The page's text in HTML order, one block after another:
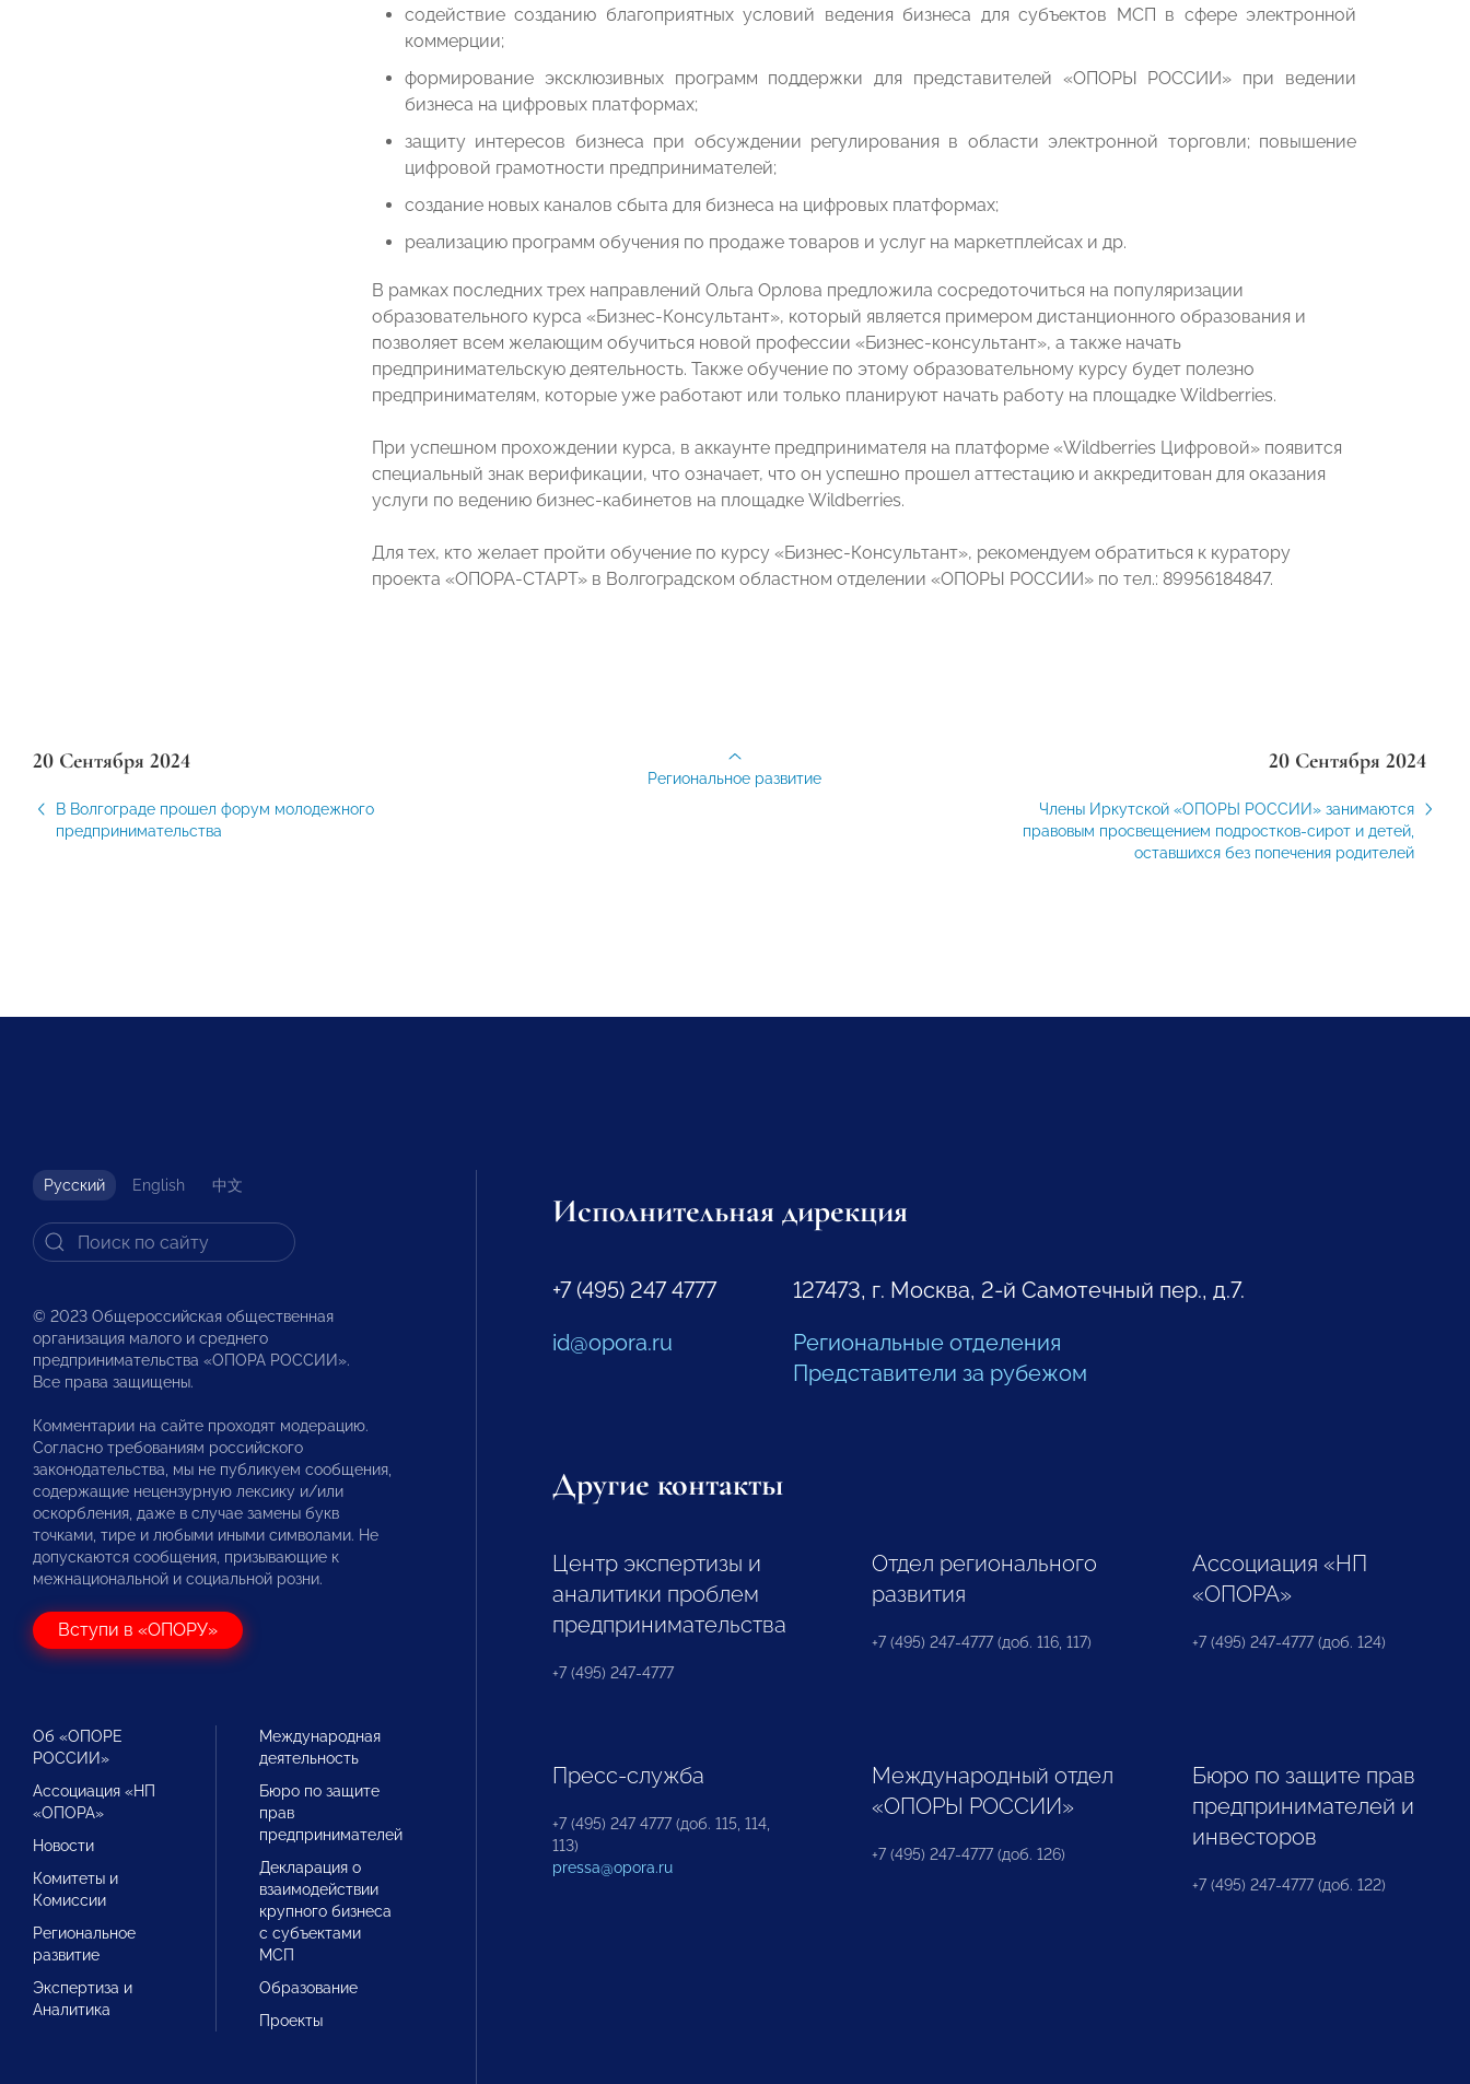
содействие созданию благоприятных условий ведения бизнеса для субъектов МСП в сфере электронной
коммерции;
формирование эксклюзивных программ поддержки для представителей «ОПОРЫ РОССИИ» при ведении
бизнеса на цифровых платформах;
защиту интересов бизнеса при обсуждении регулирования в области электронной торговли; повышение
цифровой грамотности предпринимателей;
создание новых каналов сбыта для бизнеса на цифровых платформах;
реализацию программ обучения по продаже товаров и услуг на маркетплейсах и др.
В рамках последних трех направлений Ольга Орлова предложила сосредоточиться на популяризации
образовательного курса «Бизнес-Консультант», который является примером дистанционного образования и
позволяет всем желающим обучиться новой профессии «Бизнес-консультант», а также начать
предпринимательскую деятельность. Также обучение по этому образовательному курсу будет полезно
предпринимателям, которые уже работают или только планируют начать работу на площадке Wildberries.
При успешном прохождении курса, в аккаунте предпринимателя на платформе «Wildberries Цифровой» появится
специальный знак верификации, что означает, что он успешно прошел аттестацию и аккредитован для оказания
услуги по ведению бизнес-кабинетов на площадке Wildberries.
Для тех, кто желает пройти обучение по курсу «Бизнес-Консультант», рекомендуем обратиться к куратору
проекта «ОПОРА-СТАРТ» в Волгоградском областном отделении «ОПОРЫ РОССИИ» по тел.: 89956184847.
20 Сентября 2024
В Волгограде прошел форум молодежного
предпринимательства
20 Сентября 2024
Члены Иркутской «ОПОРЫ РОССИИ» занимаются
правовым просвещением подростков-сирот и детей,
оставшихся без попечения родителей
Региональное развитие
Русский English 中文
© 2023 Общероссийская общественная
организация малого и среднего
предпринимательства «ОПОРА РОССИИ».
Все права защищены.
Комментарии на сайте проходят модерацию.
Согласно требованиям российского
законодательства, мы не публикуем сообщения,
содержащие нецензурную лексику и/или
оскорбления, даже в случае замены букв
точками, тире и любыми иными символами. Не
допускаются сообщения, призывающие к
межнациональной и социальной розни.
Вступи в «ОПОРУ»
Об «ОПОРЕ
РОССИИ»
Ассоциация «НП
«ОПОРА»
Новости
Комитеты и
Комиссии
Региональное
развитие
Экспертиза и
Аналитика
Международная
деятельность
Бюро по защите
прав
предпринимателей
Декларация о
взаимодействии
крупного бизнеса
с субъектами
МСП
Образование
Проекты
Исполнительная дирекция
+7 (495) 247 4777
id@opora.ru
127473, г. Москва, 2-й Самотечный пер., д.7.
Региональные отделения
Представители за рубежом
Другие контакты
Центр экспертизы и
аналитики проблем
предпринимательства
+7 (495) 247-4777
Отдел регионального
развития
+7 (495) 247-4777 (доб. 116, 117)
Ассоциация «НП
«ОПОРА»
+7 (495) 247-4777 (доб. 124)
Пресс-служба
+7 (495) 247 4777 (доб. 115, 114,
113)
pressa@opora.ru
Международный отдел
«ОПОРЫ РОССИИ»
+7 (495) 247-4777 (доб. 126)
Бюро по защите прав
предпринимателей и
инвесторов
+7 (495) 247-4777 (доб. 122)